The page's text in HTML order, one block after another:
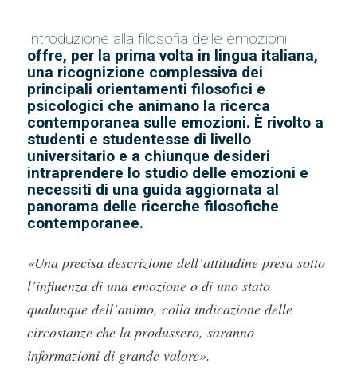
Introduzione alla filosofia delle emozioni
offre, per la prima volta in lingua italiana,
una ricognizione complessiva dei
principali orientamenti filosofici e
psicologici che animano la ricerca
contemporanea sulle emozioni. È rivolto a
studenti e studentesse di livello
universitario e a chiunque desideri
intraprendere lo studio delle emozioni e
necessiti di una guida aggiornata al
panorama delle ricerche filosofiche
contemporanee.
«Una precisa descrizione dell’attitudine presa sotto
l’influenza di una emozione o di uno stato
qualunque dell’animo, colla indicazione delle
circostanze che la produssero, saranno
informazioni di grande valore».